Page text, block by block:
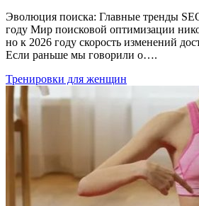
Эволюция поиска: Главные тренды
году Мир поисковой оптимизации
но к 2026 году скорость изменений
Если раньше мы говорили о….
Тренировки для женщин